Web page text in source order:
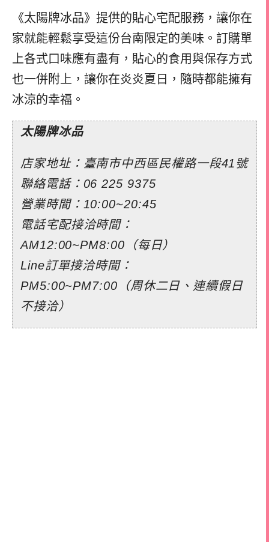
《太陽牌冰品》提供的貼心宅配服務，讓你在
家就能輕鬆享受這份台南限定的美味。訂購單
上各式口味應有盡有，貼心的食用與保存方式
也一併附上，讓你在炎炎夏日，隨時都能擁有
冰涼的幸福。
太陽牌冰品
店家地址：臺南市中西區民權路一段41號
聯絡電話： 06 225 9375
營業時間：10:00~20:45
電話宅配接洽時間：
AM12:00~PM8:00（每日）
Line訂單接洽時間：
PM5:00~PM7:00（周休二日、連續假日
不接洽）